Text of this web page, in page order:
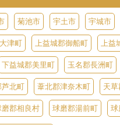
菊池市 宇土市 宇城市
津町 上益城郡御船町 上益
下益城郡美里町 玉名郡長洲町
芦北町 葦北郡津奈木町 天
磨郡相良村 球磨郡湯前町 球